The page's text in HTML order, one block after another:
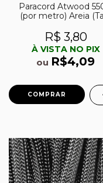
Paracord Atwood
(por metro) Areia
R$ 3,80
À VISTA NO PIX
ou R$4,09